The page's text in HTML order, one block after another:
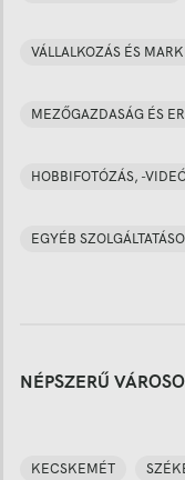
VÁLLALKOZÁS ÉS
MEZŐGAZDASÁG ÉS
HOBBIFOTÓZÁS, -
EGYÉB
NÉPSZERŰ
KECSKEMÉT